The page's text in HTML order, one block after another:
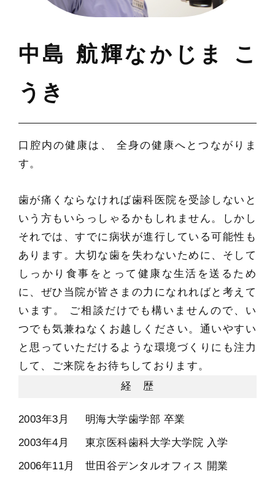
中島 航輝なかじま こ
うき
口腔内の健康は、 全身の健康へとつながりま
す。
歯が痛くならなければ歯科医院を受診しないと
いう方もいらっしゃるかもしれません。しかし
それでは、すでに病状が進行している可能性も
あります。大切な歯を失わないために、そして
しっかり食事をとって健康な生活を送るため
に、ぜひ当院が皆さまの力になれればと考えて
います。 ご相談だけでも構いませんので、い
つでも気兼ねなくお越しください。通いやすい
と思っていただけるような環境づくりにも注力
して、ご来院をお待ちしております。
経 歴
2003年3月
明海大学歯学部 卒業
2003年4月
東京医科歯科大学大学院 入学
2006年11月
世田谷デンタルオフィス 開業